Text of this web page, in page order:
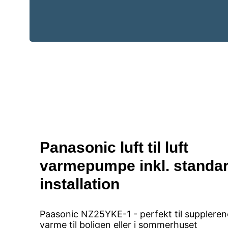
Panasonic luft til luft
varmepumpe inkl.
installation
Paasonic NZ25YKE-1 - perfekt til
varme til boligen eller i sommerhuset